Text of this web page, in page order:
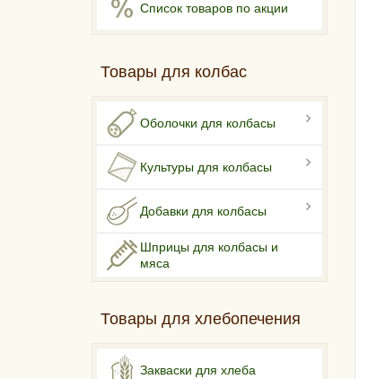
Список товаров по акции
Товары для колбас
Оболочки для колбасы
Культуры для колбасы
Добавки для колбасы
Шприцы для колбасы и
мяса
Товары для хлебопечения
Закваски для хлеба